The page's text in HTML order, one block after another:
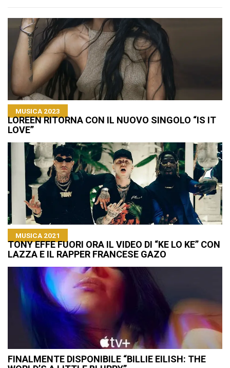
MUSICA 2023
LOREEN RITORNA CON IL NUOVO SINGOLO “IS IT
LOVE”
MUSICA 2021
TONY EFFE FUORI ORA IL VIDEO DI “KE LO KE” CON
LAZZA E IL RAPPER FRANCESE GAZO
FINALMENTE DISPONIBILE “BILLIE EILISH: THE